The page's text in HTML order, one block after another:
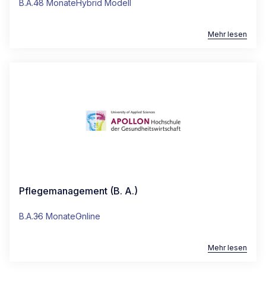
B.A.48 MonateHybrid Modell
Mehr lesen
Pflegemanagement (B. A.)
B.A.36 MonateOnline
Mehr lesen